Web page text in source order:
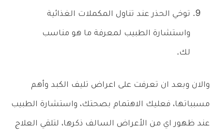
توخي الحذر عند تناول المكملات الغذائية
واستشارة الطبيب لمعرفة ما هو مناسب
لك.
والان وبعد ان تعرفت على اعراض تليف الكبد وأهم
مسبباتها، فعليك الاهتمام بصحتك، واستشارة الطبيب
عند ظهور اي من الأعراض السالف ذكرها، لتلقي العلاج